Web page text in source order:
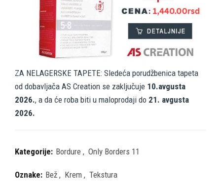
ZA NELAGERSKE TAPETE: Sledeća porudžbenica tapeta
od dobavljača AS Creation se zaključuje 10.avgusta
2026., a da će roba biti u maloprodaji do 21. avgusta
2026.
Kategorije: Bordure , Only Borders 11
Oznake: Bež , Krem , Tekstura